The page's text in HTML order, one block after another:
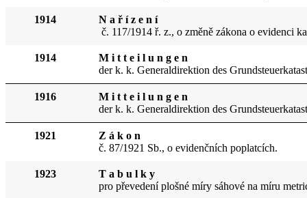
1914
N a ř í z e n í
č. 117/1914 ř. z., o změně zákona o evidenci
1914
M i t t e i l u n g e n
der k. k. Generaldirektion des
1916
M i t t e i l u n g e n
der k. k. Generaldirektion des Grundsteuerk
1921
Z á k o n
č. 87/1921 Sb., o evidenčních poplatcích.
1923
T a b u l k y
pro převedení plošné míry sáhové na míru